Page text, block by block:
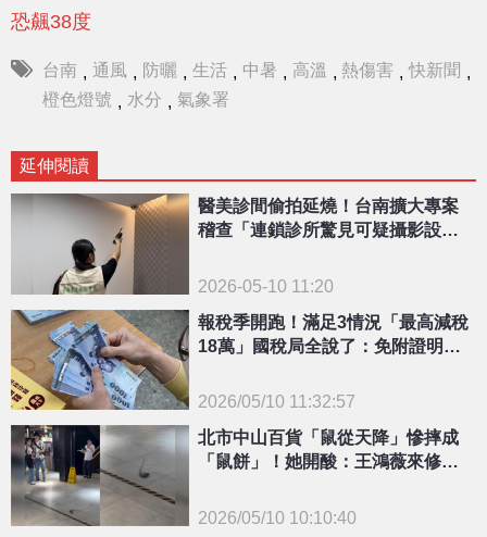
恐飆38度
台南 , 通風 , 防曬 , 生活 , 中暑 , 高溫 , 熱傷害 , 快新聞 ,
橙色燈號 , 水分 , 氣象署
延伸閱讀
醫美診間偷拍延燒！台南擴大專案
稽查「連鎖診所驚見可疑攝影設
2026-05-10 11:20
{PLAYICON}
報稅季開跑！滿足3情況「最高減稅
18萬」國稅局全說了：免附證明文
2026/05/10 11:32:57
北市中山百貨「鼠從天降」慘摔成
「鼠餅」！她開酸：王鴻薇來修人
2026/05/10 10:10:40